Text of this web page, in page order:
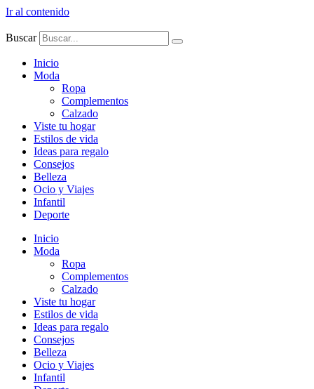
Ir al contenido
Buscar
Inicio
Moda
Ropa
Complementos
Calzado
Viste tu hogar
Estilos de vida
Ideas para regalo
Consejos
Belleza
Ocio y Viajes
Infantil
Deporte
Inicio
Moda
Ropa
Complementos
Calzado
Viste tu hogar
Estilos de vida
Ideas para regalo
Consejos
Belleza
Ocio y Viajes
Infantil